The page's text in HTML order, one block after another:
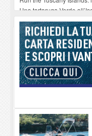
Una tartaruga Verde
Furgone in fiamme a
Campo: chiusura della
A Carpani si apre la